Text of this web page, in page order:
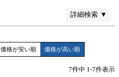
詳細検索 ▼
価格が安い順 価格が高い順
7件中 1 -7件表示